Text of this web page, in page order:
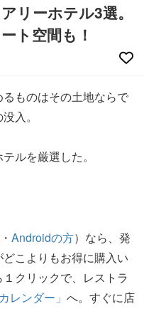
リーホテル3選。
ト空間も！
ものはその土地ならで
入。
ルを厳選した。
・ Androidの方）なら、発
こよりもお得に購入い
クリックで、レストラ
レンダー」 へ。すぐに店